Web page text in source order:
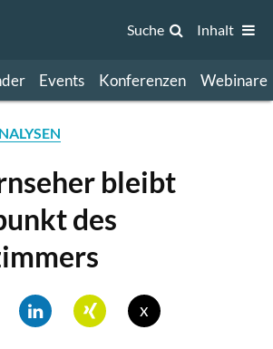
Events Konferenzen Webinare
Suche Inhalt
bleibt
des
x